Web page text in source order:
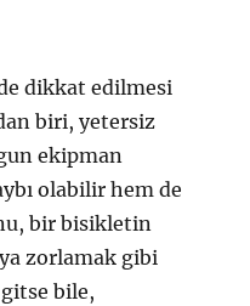
dikkat edilmesi
biri, yetersiz
ekipman
olabilir hem de
bir bisikletin
zorlamak gibi
bile,